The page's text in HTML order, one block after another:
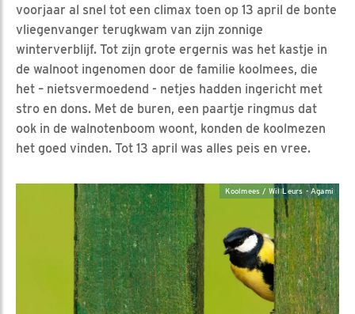
voorjaar al snel tot een climax toen op 13 april de bonte
vliegenvanger terugkwam van zijn zonnige
winterverblijf. Tot zijn grote ergernis was het kastje in
de walnoot ingenomen door de familie koolmees, die
het – nietsvermoedend - netjes hadden ingericht met
stro en dons. Met de buren, een paartje ringmus dat
ook in de walnotenboom woont, konden de koolmezen
het goed vinden. Tot 13 april was alles peis en vree.
Koolmees / Wil Leurs - Agami